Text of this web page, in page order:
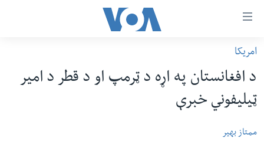
رسي
وړ
اتصالات
سیمه
امریکا
امریکا
د افغانستان په اړه د ټرمپ او د قطر د امیر
ټیلیفوني خبرې
ممتاز بهیر